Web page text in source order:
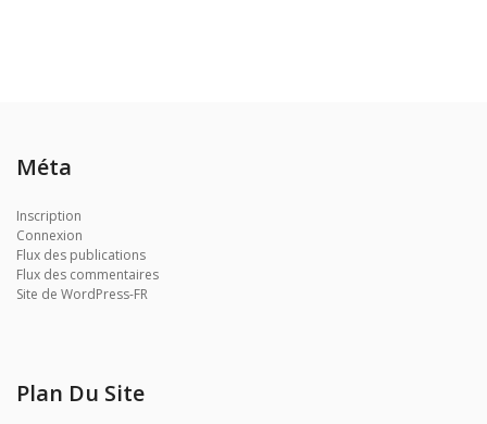
Méta
Inscription
Connexion
Flux des publications
Flux des commentaires
Site de WordPress-FR
Plan Du Site